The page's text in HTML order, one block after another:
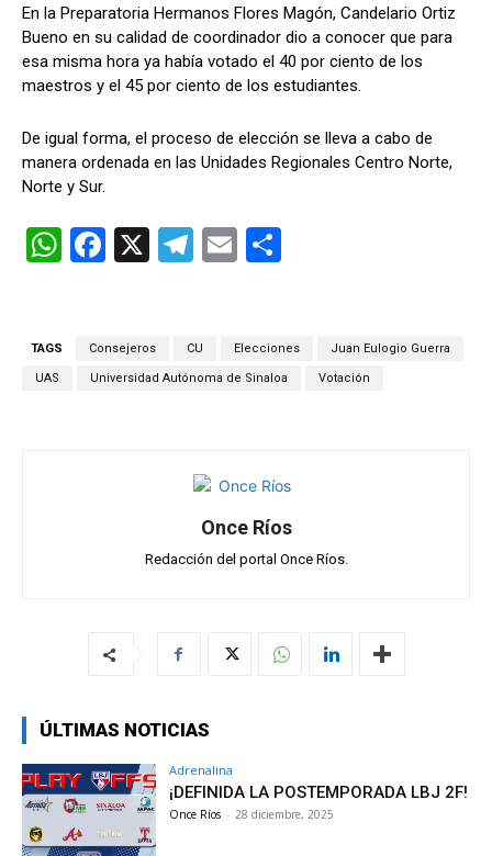
En la Preparatoria Hermanos Flores Magón, Candelario Ortiz
Bueno en su calidad de coordinador dio a conocer que para
esa misma hora ya había votado el 40 por ciento de los
maestros y el 45 por ciento de los estudiantes.
De igual forma, el proceso de elección se lleva a cabo de
manera ordenada en las Unidades Regionales Centro Norte,
Norte y Sur.
W F
b
o
X
T
gr
a
E
p
ar
TAGS Consejeros CU Elecciones Juan Eulogio Guerra
UAS Universidad Autónoma de Sinaloa Votación
Once Ríos
Redacción del portal Once Ríos.
ÚLTIMAS NOTICIAS
Adrenalina
¡DEFINIDA LA POSTEMPORADA LBJ 2F!
Once Ríos - 28 diciembre, 2025